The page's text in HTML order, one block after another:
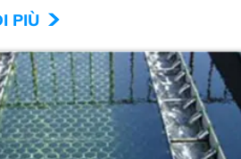
PIÙ >